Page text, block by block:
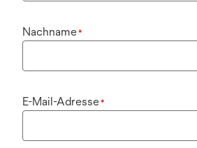
Nachname*
E-Mail-Adresse*